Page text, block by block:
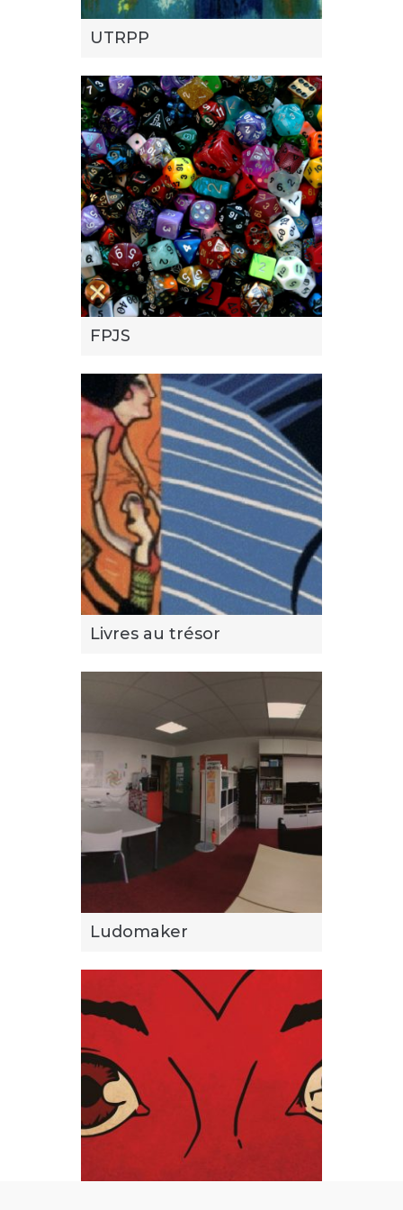
UTRPP
FPJS
Livres au trésor
Ludomaker